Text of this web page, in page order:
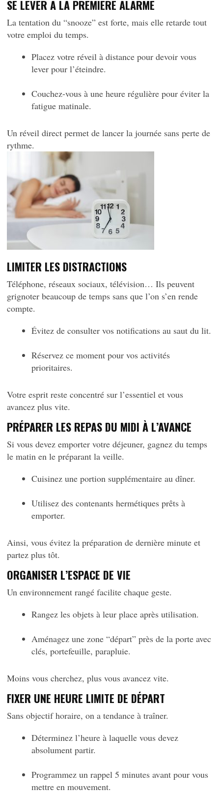
SE LEVER À LA PREMIÈRE ALARME
La tentation du “snooze” est forte, mais elle retarde tout
votre emploi du temps.
Placez votre réveil à distance pour devoir vous
lever pour l’éteindre.
Couchez-vous à une heure régulière pour éviter la
fatigue matinale.
Un réveil direct permet de lancer la journée sans perte de
rythme.
LIMITER LES DISTRACTIONS
Téléphone, réseaux sociaux, télévision… Ils peuvent
grignoter beaucoup de temps sans que l’on s’en rende
compte.
Évitez de consulter vos notifications au saut du lit.
Réservez ce moment pour vos activités
prioritaires.
Votre esprit reste concentré sur l’essentiel et vous
avancez plus vite.
PRÉPARER LES REPAS DU MIDI À L’AVANCE
Si vous devez emporter votre déjeuner, gagnez du temps
le matin en le préparant la veille.
Cuisinez une portion supplémentaire au dîner.
Utilisez des contenants hermétiques prêts à
emporter.
Ainsi, vous évitez la préparation de dernière minute et
partez plus tôt.
ORGANISER L’ESPACE DE VIE
Un environnement rangé facilite chaque geste.
Rangez les objets à leur place après utilisation.
Aménagez une zone “départ” près de la porte avec
clés, portefeuille, parapluie.
Moins vous cherchez, plus vous avancez vite.
FIXER UNE HEURE LIMITE DE DÉPART
Sans objectif horaire, on a tendance à traîner.
Déterminez l’heure à laquelle vous devez
absolument partir.
Programmez un rappel 5 minutes avant pour vous
mettre en mouvement.